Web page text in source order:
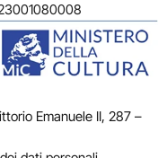
Emanuele II, 287 –